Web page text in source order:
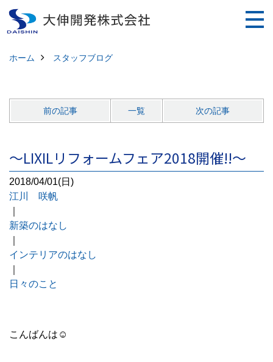
ホーム スタッフブログ
前の記事 一覧 次の記事
～LIXILリフォームフェア2018開催!!～
2018/04/01(日)
江川 咲帆
新築のはなし
インテリアのはなし
日々のこと
こんばんは☺